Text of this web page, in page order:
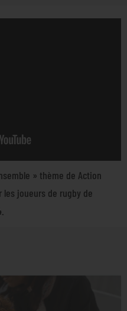
» thème de Action
les joueurs de rugby de